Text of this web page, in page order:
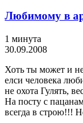
Любимому в
1 минута
30.09.2008
Хоть ты может и
елси человека
не охота Гулять,
На посту с
всегда в строю!!!